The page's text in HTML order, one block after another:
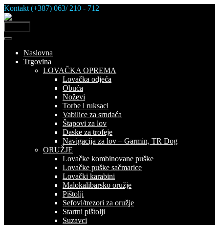
Skip
to
content
Kontakt (+387) 063/ 210 - 712
Naslovna
Trgovina
LOVAČKA OPREMA
Lovačka odjeća
Obuća
Noževi
Torbe i ruksaci
Vabilice za srndaća
Štapovi za lov
Daske za trofeje
Navigacija za lov – Garmin, TR Dog
ORUŽJE
Lovačke kombinovane puške
Lovačke puške sačmarice
Lovački karabini
Malokalibarsko oružje
Pištolji
Sefovi/trezori za oružje
Startni pištolji
Suzavci